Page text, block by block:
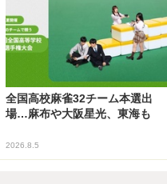
全国高校麻雀32チーム本選出
場…麻布や大阪星光、東海も
2026.8.5